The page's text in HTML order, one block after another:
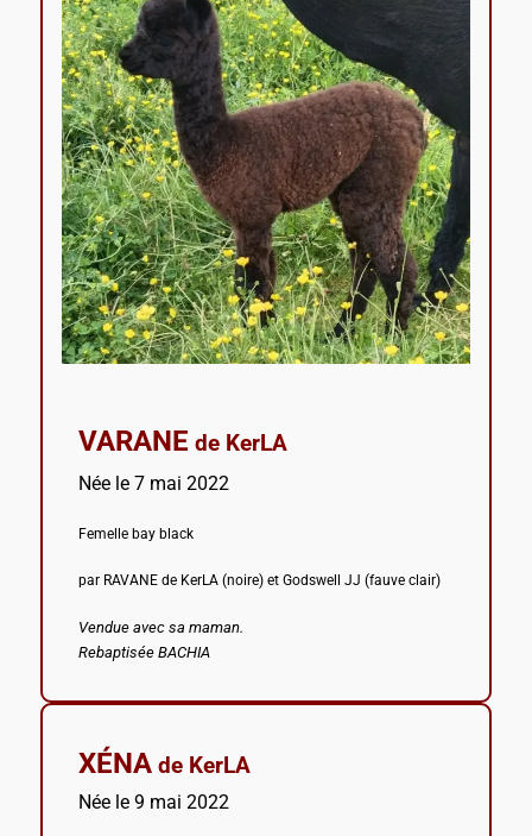
VARANE de KerLA
Née le 7 mai 2022
Femelle bay black
par RAVANE de KerLA (noire) et Godswell JJ (fauve clair)
Vendue avec sa maman.
Rebaptisée BACHIA
XÉNA de KerLA
Née le 9 mai 2022